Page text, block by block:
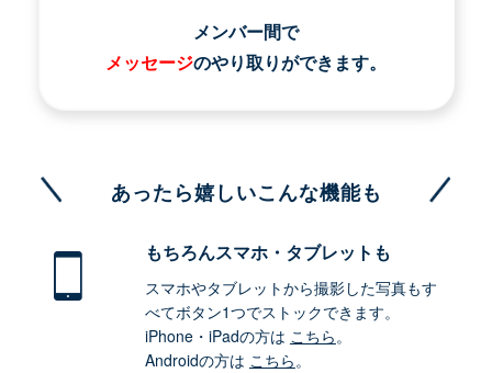
メンバー間で
メッセージのやり取りができます。
あったら嬉しいこんな機能も
もちろんスマホ・タブレットも
スマホやタブレットから撮影した写真もす
べてボタン1つでストックできます。
iPhone・iPadの方は こちら。
Androidの方は こちら。